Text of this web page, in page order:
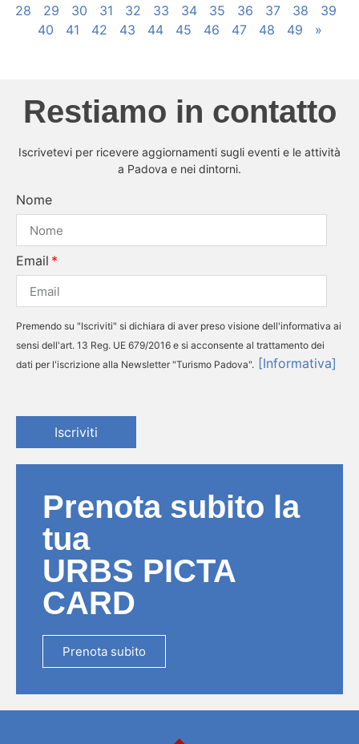
28
29 30 31 32 33 34 35 36 37 38
39
40
41 42 43 44 45 46 47 48 49 »
Restiamo in contatto
Iscrivetevi per ricevere aggiornamenti sugli eventi e le attività
a Padova e nei dintorni.
Nome
Email
Premendo su "Iscriviti" si dichiara di aver preso visione dell'informativa ai
sensi dell'art. 13 Reg. UE 679/2016 e si acconsente al trattamento dei
dati per l'iscrizione alla Newsletter "Turismo Padova". [Informativa]
Iscriviti
Prenota subito la
tua
URBS PICTA
CARD
Prenota subito